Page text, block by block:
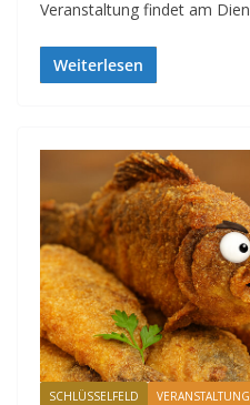
Veranstaltung findet am
Weiterlesen
SCHLÜSSELFELD